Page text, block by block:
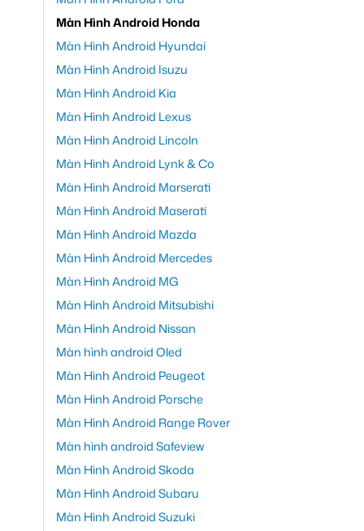
Màn Hình Android Honda
Màn Hình Android Hyundai
Màn Hình Android Isuzu
Màn Hình Android Kia
Màn Hình Android Lexus
Màn Hình Android Lincoln
Màn Hình Android Lynk & Co
Màn Hình Android Marserati
Màn Hình Android Maserati
Màn Hình Android Mazda
Màn Hình Android Mercedes
Màn Hình Android MG
Màn Hình Android Mitsubishi
Màn Hình Android Nissan
Màn hình android Oled
Màn Hình Android Peugeot
Màn Hình Android Porsche
Màn Hình Android Range Rover
Màn hình android Safeview
Màn Hình Android Skoda
Màn Hình Android Subaru
Màn Hình Android Suzuki